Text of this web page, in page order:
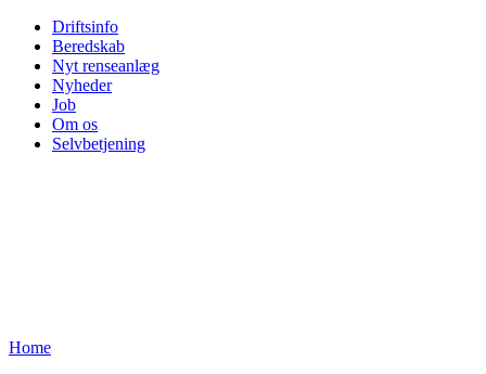
Driftsinfo
Beredskab
Nyt renseanlæg
Nyheder
Job
Om os
Selvbetjening
Home